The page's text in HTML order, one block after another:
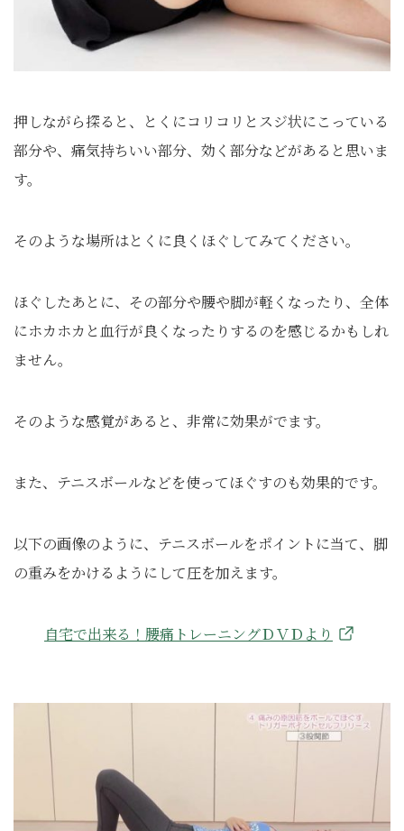
押しながら探ると、とくにコリコリとスジ状にこっている
部分や、痛気持ちいい部分、効く部分などがあると思いま
す。
そのような場所はとくに良くほぐしてみてください。
ほぐしたあとに、その部分や腰や脚が軽くなったり、全体
にホカホカと血行が良くなったりするのを感じるかもしれ
ません。
そのような感覚があると、非常に効果がでます。
また、テニスボールなどを使ってほぐすのも効果的です。
以下の画像のように、テニスボールをポイントに当て、脚
の重みをかけるようにして圧を加えます。
自宅で出来る！腰痛トレーニングＤＶＤより